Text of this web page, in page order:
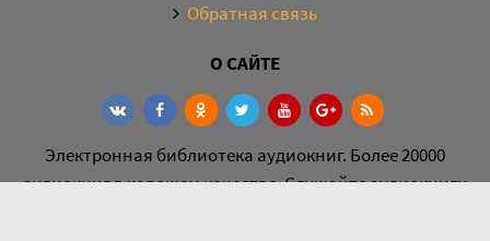
Обратная связь
О САЙТЕ
Электронная библиотека аудиокниг. Более 20000
аудиокниг в хорошем качестве. Слушайте аудиокниги